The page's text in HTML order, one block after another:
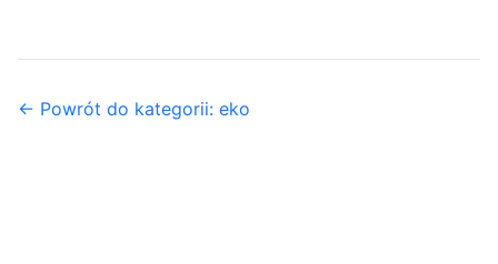
← Powrót do kategorii: eko